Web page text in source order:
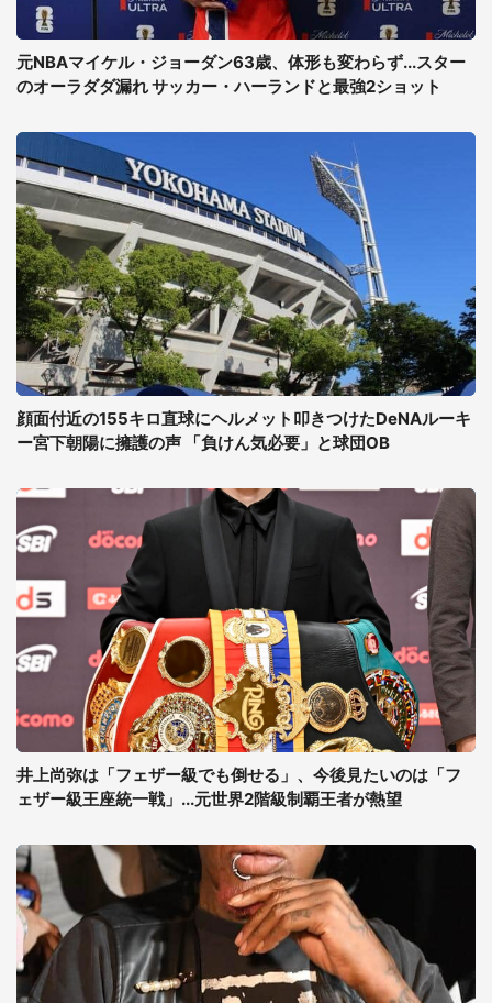
元NBAマイケル・ジョーダン63歳、体形も変わらず...スター
のオーラダダ漏れ サッカー・ハーランドと最強2ショット
顔面付近の155キロ直球にヘルメット叩きつけたDeNAルーキ
ー宮下朝陽に擁護の声 「負けん気必要」と球団OB
井上尚弥は「フェザー級でも倒せる」、今後見たいのは「フ
ェザー級王座統一戦」...元世界2階級制覇王者が熱望